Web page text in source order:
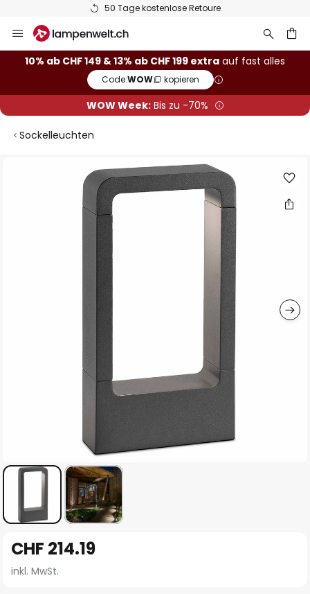
50 Tage kostenlose Retoure
Inhalt
springen
10% ab CHF 149 & 13% ab CHF 199 extra auf fast alles
Code:WOW kopieren
WOW Week:Bis zu -70%
Sockelleuchten
Anfang
der
CHF 214.19
inkl. MwSt.